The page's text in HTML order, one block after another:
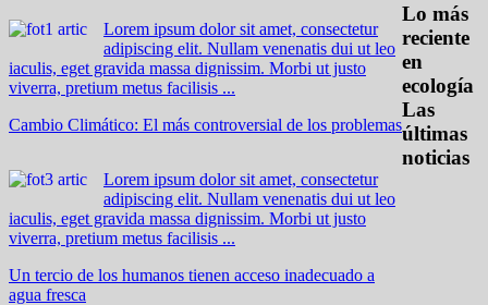
Lorem ipsum dolor sit amet, consectetur
adipiscing elit. Nullam venenatis dui ut leo
iaculis, eget gravida massa dignissim. Morbi ut justo
viverra, pretium metus facilisis ...
Cambio Climático: El más controversial de los problemas
Lorem ipsum dolor sit amet, consectetur
adipiscing elit. Nullam venenatis dui ut leo
iaculis, eget gravida massa dignissim. Morbi ut justo
viverra, pretium metus facilisis ...
Un tercio de los humanos tienen acceso inadecuado a
agua fresca
Lo más
reciente
en
ecología
Las
últimas
noticias